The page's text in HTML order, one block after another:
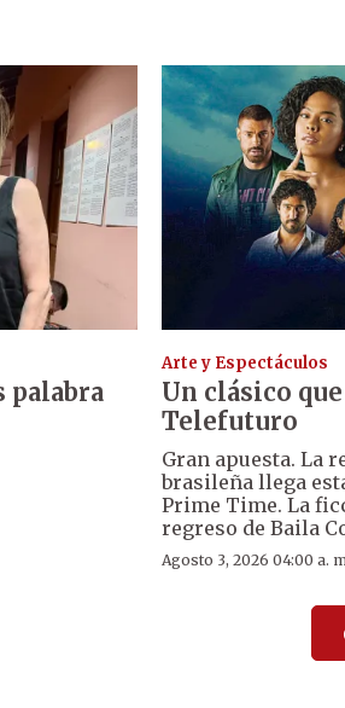
palabra
Arte y Espectáculos
Un clásico
Telefuturo
Gran apuesta. La
brasileña llega
Prime Time. La
regreso de Baila
Agosto 3, 2026 04:00 a.